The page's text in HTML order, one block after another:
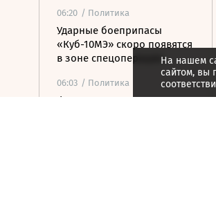
06:20 / Политика
Ударные боеприпасы
«Куб-10МЭ» скоро появятся
в зоне спецоперации
06:03 / Политика
Финляндия отказалась
На нашем
сайтом, вы